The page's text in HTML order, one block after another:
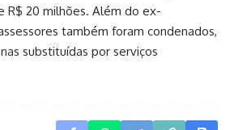
R$ 20 milhões. Além do ex-
também foram condenados,
substituídas por serviços